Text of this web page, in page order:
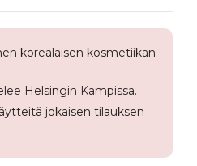
korealaisen kosmetiikan
Helsingin Kampissa.
jokaisen tilauksen